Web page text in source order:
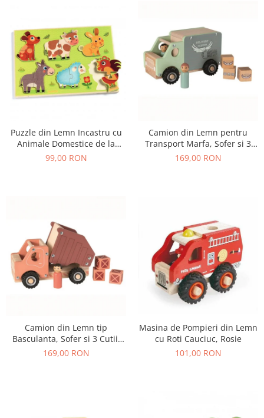
Puzzle din Lemn Incastru cu
Animale Domestice de la
Ferma, 12 Piese
99,00 RON
Camion din Lemn pentru
Transport Marfa, Sofer si 3
Colete, 18+ Luni
169,00 RON
Camion din Lemn tip
Basculanta, Sofer si 3 Cutii,
18+ Luni
169,00 RON
Masina de Pompieri din Lemn
cu Roti Cauciuc, Rosie
101,00 RON